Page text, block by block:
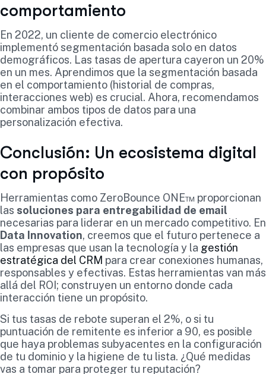
comportamiento
En 2022, un cliente de comercio electrónico
implementó segmentación basada solo en datos
demográficos. Las tasas de apertura cayeron un 20%
en un mes. Aprendimos que la segmentación basada
en el comportamiento (historial de compras,
interacciones web) es crucial. Ahora, recomendamos
combinar ambos tipos de datos para una
personalización efectiva.
Conclusión: Un ecosistema digital
con propósito
Herramientas como ZeroBounce ONE™ proporcionan
las soluciones para entregabilidad de email
necesarias para liderar en un mercado competitivo. En
Data Innovation, creemos que el futuro pertenece a
las empresas que usan la tecnología y la gestión
estratégica del CRM para crear conexiones humanas,
responsables y efectivas. Estas herramientas van más
allá del ROI; construyen un entorno donde cada
interacción tiene un propósito.
Si tus tasas de rebote superan el 2%, o si tu
puntuación de remitente es inferior a 90, es posible
que haya problemas subyacentes en la configuración
de tu dominio y la higiene de tu lista. ¿Qué medidas
vas a tomar para proteger tu reputación?